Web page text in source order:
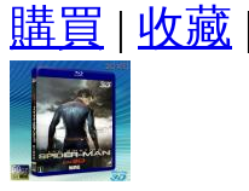
購買 | 收藏 |